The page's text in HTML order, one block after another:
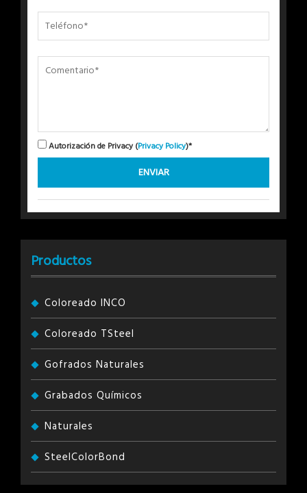
Autorización de Privacy (Privacy Policy)*
Productos
Coloreado INCO
Coloreado TSteel
Gofrados Naturales
Grabados Químicos
Naturales
SteelColorBond